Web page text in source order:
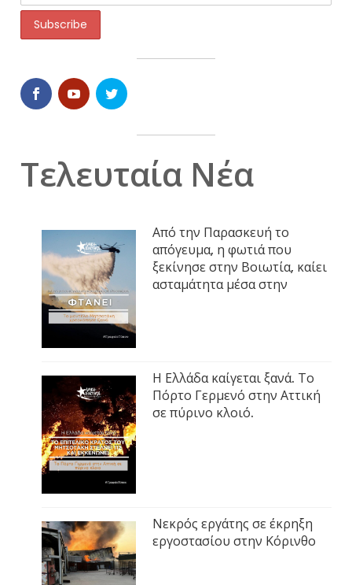
Τελευταία Νέα
Από την Παρασκευή το
απόγευμα, η φωτιά που
ξεκίνησε στην Βοιωτία, καίει
ασταμάτητα μέσα στην
Η Ελλάδα καίγεται ξανά. Το
Πόρτο Γερμενό στην Αττική
σε πύρινο κλοιό.
Νεκρός εργάτης σε έκρηξη
εργοστασίου στην Κόρινθο